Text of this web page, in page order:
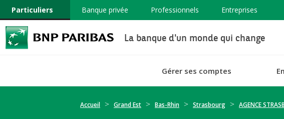
Particuliers Banque privée Professionnels Entreprises
La banque d'un monde qui change
Gérer ses comptes
Accueil Grand Est Bas-Rhin Strasbourg AGENCE